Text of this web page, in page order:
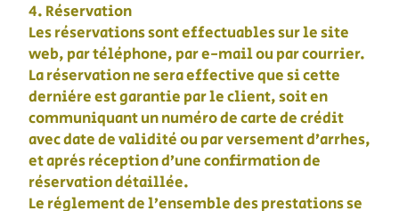
4. Réservation
Les réservations sont effectuables sur le site
web, par téléphone, par e-mail ou par courrier.
La réservation ne sera effective que si cette
dernière est garantie par le client, soit en
communiquant un numéro de carte de crédit
avec date de validité ou par versement d’arrhes,
et après réception d’une confirmation de
réservation détaillée.
Le règlement de l’ensemble des prestations se